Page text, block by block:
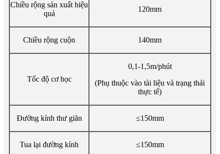
Chiều rộng sản xuất hiệu
quả
120mm
Chiều rộng cuộn 140mm
Tốc độ cơ học
0,1-1,5m/phút
(Phụ thuộc vào tài liệu và trạng thái
thực tế)
Đường kính thư giãn ≤150mm
Tua lại đường kính ≤150mm